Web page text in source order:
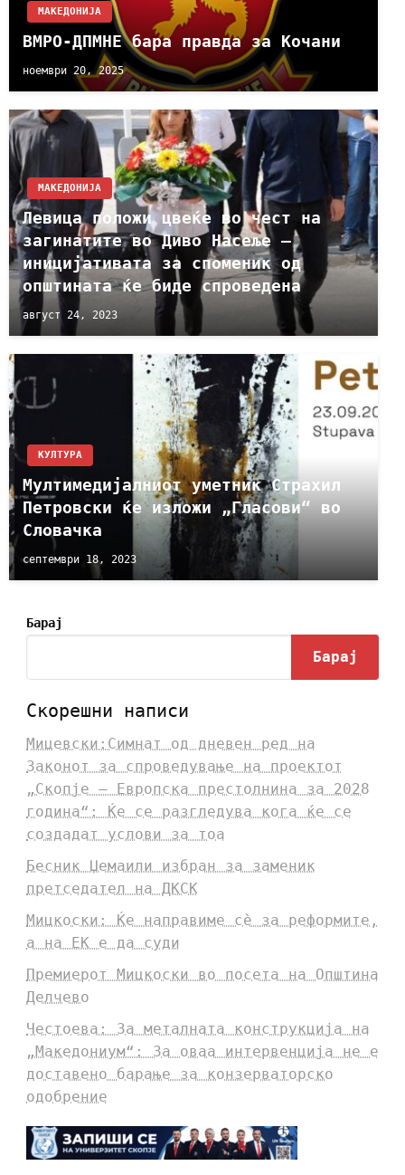
МАКЕДОНИЈА
ВМРО-ДПМНЕ бара правда за Кочани
ноември 20, 2025
МАКЕДОНИЈА
Левица положи цвеќе во чест на
загинатите во Диво Насеље –
иницијативата за споменик од
општината ќе биде спроведена
август 24, 2023
КУЛТУРА
Мултимедијалниот уметник Страхил
Петровски ќе изложи „Гласови“ во
Словачка
септември 18, 2023
Барај
Барај
Скорешни написи
Мицевски:Симнат од дневен ред на
Законот за спроведување на проектот
„Скопје – Европска престолнина за 2028
година“: Ќе се разгледува кога ќе се
создадат услови за тоа
Бесник Џемаили избран за заменик
претседател на ДКСК
Мицкоски: Ќе направиме сè за реформите,
а на ЕК е да суди
Премиерот Мицкоски во посета на Општина
Делчево
Честоева: За металната конструкција на
„Македониум“: За оваа интервенција не е
доставено барање за конзерваторско
одобрение